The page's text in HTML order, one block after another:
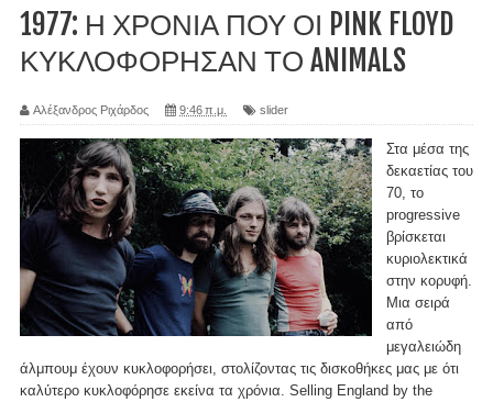
1977: Η ΧΡΟΝΙΑ ΠΟΥ ΟΙ PINK FLOYD
ΚΥΚΛΟΦΟΡΗΣΑΝ ΤΟ ANIMALS
Αλέξανδρος Ριχάρδος 9:46 π.μ. slider
Στα μέσα της
δεκαετίας του
70, το
progressive
βρίσκεται
κυριολεκτικά
στην κορυφή.
Μια σειρά
από
μεγαλειώδη
άλμπουμ έχουν κυκλοφορήσει, στολίζοντας τις δισκοθήκες μας με ότι
καλύτερο κυκλοφόρησε εκείνα τα χρόνια. Selling England by the